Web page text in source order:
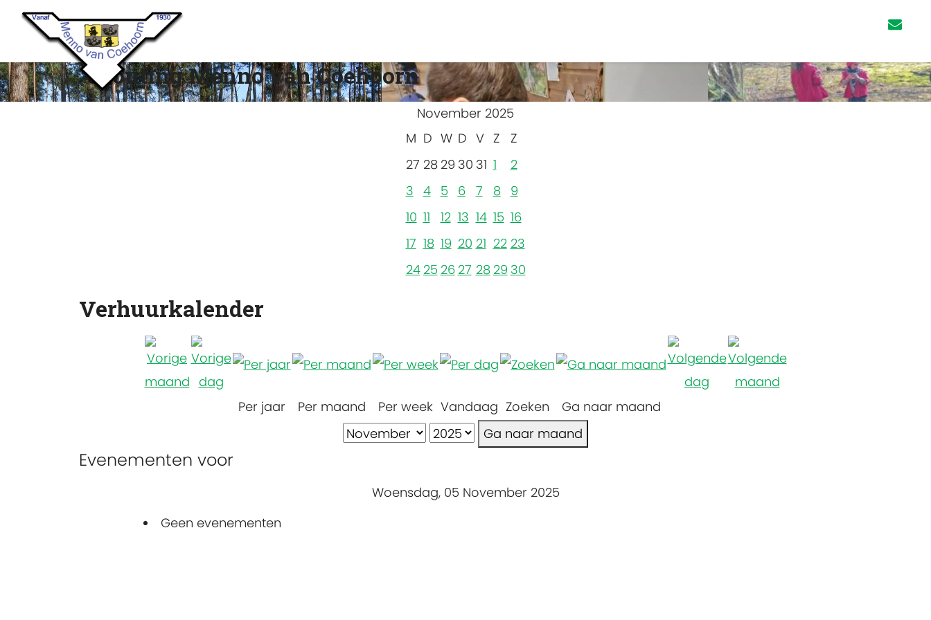
Scouting Menno van Coehoorn
November 2025
M D W D V Z
Z
27 28 29 30 31 1
2
3 4 5 6 7 8
9
10 11 12 13 14 15 16
17 18 19 20 21 22 23
24 25 26 27 28 29 30
Verhuurkalender
Per jaar Per maand Per week Vandaag Zoeken
Ga naar maand
Ga naar maand
Evenementen voor
Woensdag, 05 November 2025
Geen evenementen